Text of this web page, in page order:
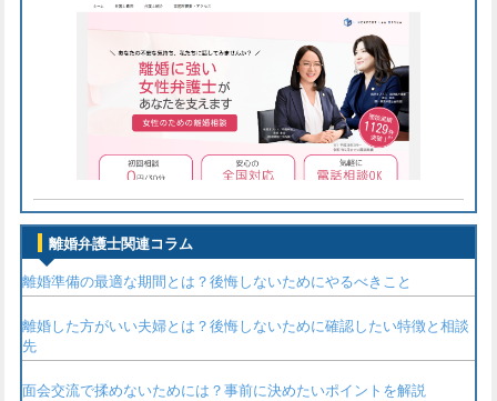
離婚弁護士関連コラム
離婚準備の最適な期間とは？後悔しないためにやるべきこと
離婚した方がいい夫婦とは？後悔しないために確認したい特徴と相談
先
面会交流で揉めないためには？事前に決めたいポイントを解説